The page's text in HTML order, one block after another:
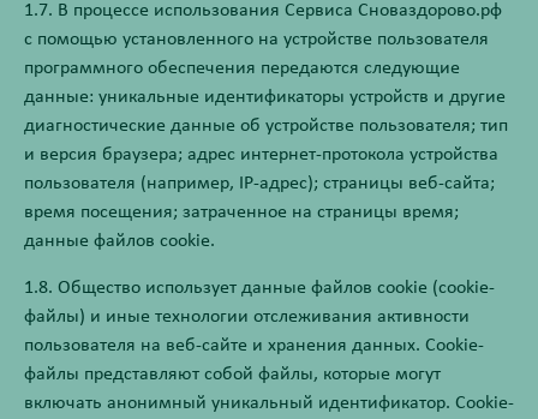
1.7. В процессе использования Сервиса Сноваздорово.рф
с помощью установленного на устройстве пользователя
программного обеспечения передаются следующие
данные: уникальные идентификаторы устройств и другие
диагностические данные об устройстве пользователя; тип
и версия браузера; адрес интернет-протокола устройства
пользователя (например, IP-адрес); страницы веб-сайта;
время посещения; затраченное на страницы время;
данные файлов cookie.
1.8. Общество использует данные файлов cookie (сookie-
файлы) и иные технологии отслеживания активности
пользователя на веб-сайте и хранения данных. Сookie-
файлы представляют собой файлы, которые могут
включать анонимный уникальный идентификатор. Cookie-